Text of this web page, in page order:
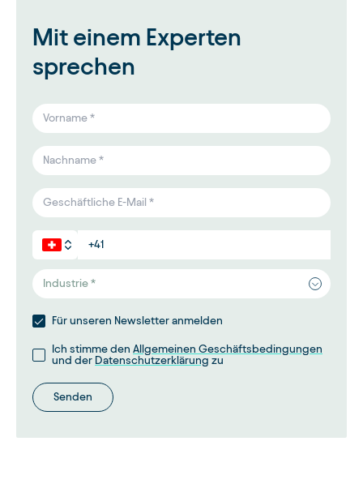
Mit einem Experten
sprechen
Industrie *
Für unseren Newsletter anmelden
Ich stimme den Allgemeinen Geschäftsbedingungen
und der Datenschutzerklärung zu
Senden